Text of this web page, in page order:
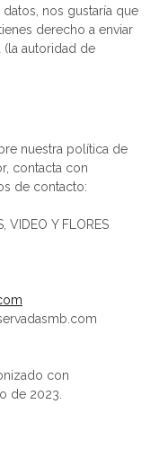
nos gustaría que
derecho a enviar
(la autoridad de
nuestra política de
contacta con
de contacto:
VIDEO Y FLORES
con
de 2023.